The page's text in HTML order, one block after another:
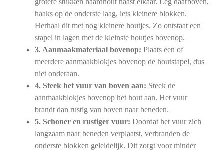
haaks op de onderste laag, iets kleinere blokken.
Herhaal dit met nog kleinere houtjes. Zo ontstaat een
stapel in lagen met de kleinste houtjes bovenop.
3. Aanmaakmateriaal bovenop: Plaats een of
meerdere aanmaakblokjes bovenop de houtstapel, dus
niet onderaan.
4. Steek het vuur van boven aan: Steek de
aanmaakblokjes bovenop het hout aan. Het vuur
brandt dan rustig van boven naar beneden.
5. Schoner en rustiger vuur: Doordat het vuur zich
langzaam naar beneden verplaatst, verbranden de
onderste blokken geleidelijk. Dit zorgt voor minder